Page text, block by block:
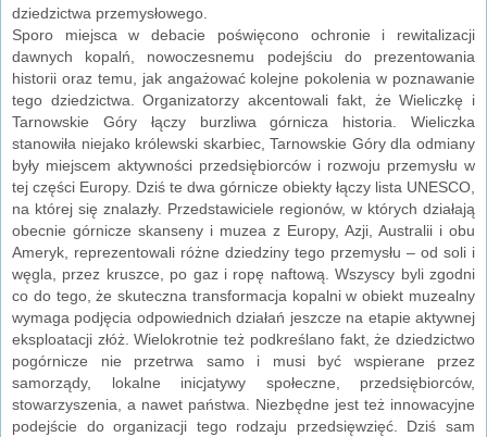
dziedzictwa przemysłowego.
Sporo miejsca w debacie poświęcono ochronie i rewitalizacji
dawnych kopalń, nowoczesnemu podejściu do prezentowania
historii oraz temu, jak angażować kolejne pokolenia w poznawanie
tego dziedzictwa. Organizatorzy akcentowali fakt, że Wieliczkę i
Tarnowskie Góry łączy burzliwa górnicza historia. Wieliczka
stanowiła niejako królewski skarbiec, Tarnowskie Góry dla odmiany
były miejscem aktywności przedsiębiorców i rozwoju przemysłu w
tej części Europy. Dziś te dwa górnicze obiekty łączy lista UNESCO,
na której się znalazły. Przedstawiciele regionów, w których działają
obecnie górnicze skanseny i muzea z Europy, Azji, Australii i obu
Ameryk, reprezentowali różne dziedziny tego przemysłu – od soli i
węgla, przez kruszce, po gaz i ropę naftową. Wszyscy byli zgodni
co do tego, że skuteczna transformacja kopalni w obiekt muzealny
wymaga podjęcia odpowiednich działań jeszcze na etapie aktywnej
eksploatacji złóż. Wielokrotnie też podkreślano fakt, że dziedzictwo
pogórnicze nie przetrwa samo i musi być wspierane przez
samorządy, lokalne inicjatywy społeczne, przedsiębiorców,
stowarzyszenia, a nawet państwa. Niezbędne jest też innowacyjne
podejście do organizacji tego rodzaju przedsięwzięć. Dziś sam